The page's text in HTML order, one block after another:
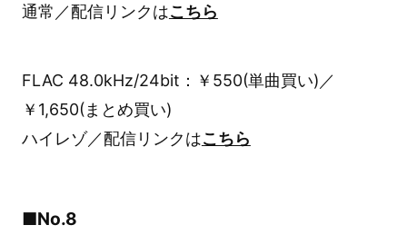
通常／配信リンクはこちら
FLAC 48.0kHz/24bit：￥550(単曲買い)／
￥1,650(まとめ買い)
ハイレゾ／配信リンクはこちら
■No.8